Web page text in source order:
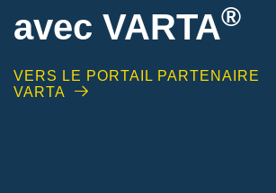
avec VARTA®
VERS LE PORTAIL PARTENAIRE
VARTA